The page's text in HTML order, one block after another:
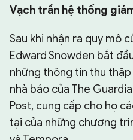
Vạch trần hệ thống
Sau khi nhận ra quy mô
Edward Snowden bắt
những thông tin thu
nhà báo của The
Post, cung cấp cho họ
tại của những chương